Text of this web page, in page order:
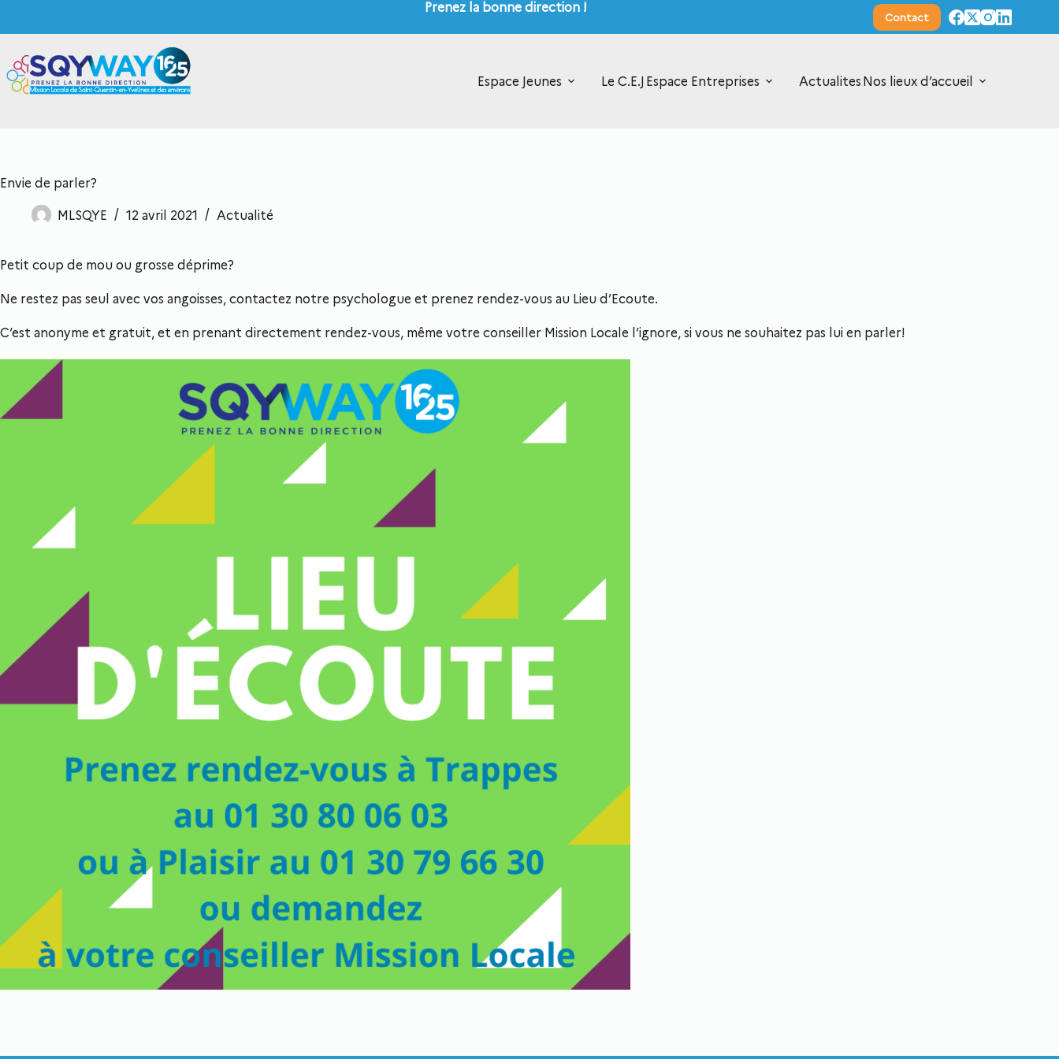
Prenez la bonne direction !
Contact
Espace Jeunes Le C.E.J Espace Entreprises Actualites Nos lieux d’accueil
Envie de parler?
MLSQYE 12 avril 2021 Actualité
Petit coup de mou ou grosse déprime?
Ne restez pas seul avec vos angoisses, contactez notre psychologue et prenez rendez-vous au Lieu d’Ecoute.
C’est anonyme et gratuit, et en prenant directement rendez-vous, même votre conseiller Mission Locale l’ignore, si vous ne souhaitez pas lui en parler!